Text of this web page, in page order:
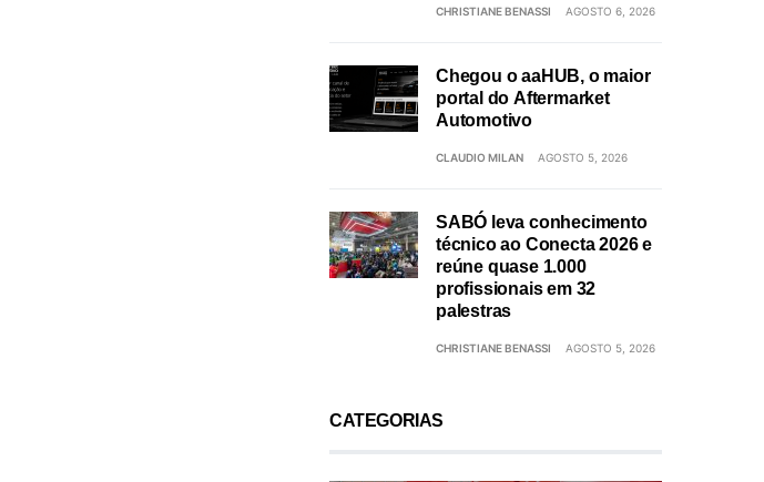
CHRISTIANE BENASSI AGOSTO 6, 2026
Chegou o aaHUB, o maior
portal do Aftermarket
Automotivo
CLAUDIO MILAN AGOSTO 5, 2026
SABÓ leva conhecimento
técnico ao Conecta 2026 e
reúne quase 1.000
profissionais em 32
palestras
CHRISTIANE BENASSI AGOSTO 5, 2026
CATEGORIAS